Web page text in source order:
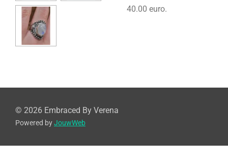
40.00 euro.
© 2026 Embraced By Verena
Powered byJouwWeb